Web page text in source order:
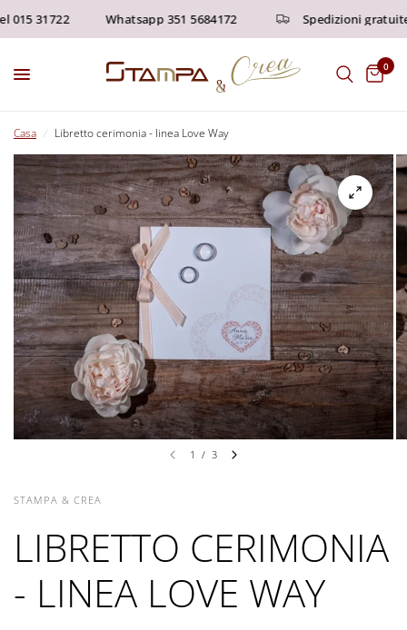
31722 Whatsapp 351 5684172 Spedizioni gratuite
0
Casa / Libretto cerimonia - linea Love Way
1 / 3
STAMPA & CREA
LIBRETTO CERIMONIA
- LINEA LOVE WAY